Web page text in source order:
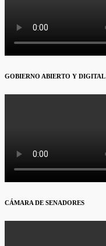
GOBIERNO ABIERTO Y DIGITAL
CÁMARA DE SENADORES